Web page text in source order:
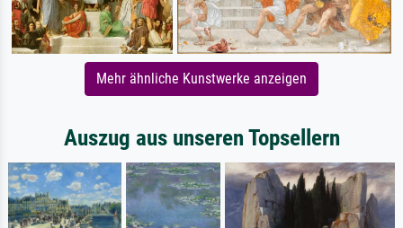
Mehr ähnliche Kunstwerke anzeigen
Auszug aus unseren Topsellern